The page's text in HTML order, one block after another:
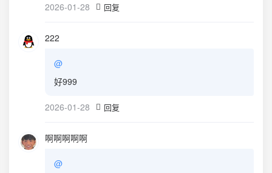
2026-01-28 回复
222
@
好999
2026-01-28 回复
啊啊啊啊啊
@